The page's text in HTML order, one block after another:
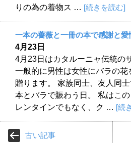
りの為の着物ス … [続きを読む]
一本の薔薇と一冊の本で感謝と愛
4月23日
4月23日はカタルーニャ伝統の
一般的に男性は女性にバラの花
贈ります。 家族同士、友人同
本とバラで賑わう日。 私はこ
レンタインでもなく、ク … [続
古い記事